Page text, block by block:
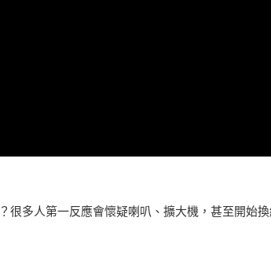
很多人第一反應會懷疑喇叭、擴大機，甚至開始